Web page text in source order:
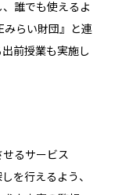
誰でも使えるよ
みらい財団』と連
前授業も実施し
るサービス
を行えるよう、